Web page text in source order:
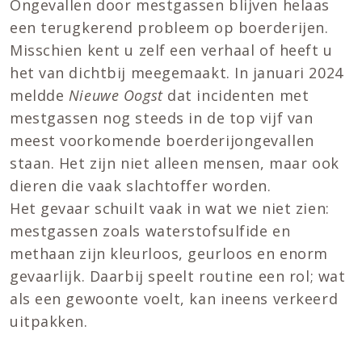
Ongevallen door mestgassen blijven helaas
een terugkerend probleem op boerderijen.
Misschien kent u zelf een verhaal of heeft u
het van dichtbij meegemaakt. In januari 2024
meldde Nieuwe Oogstdat incidenten met
mestgassen nog steeds in de top vijf van
meest voorkomende boerderijongevallen
staan. Het zijn niet alleen mensen, maar ook
dieren die vaak slachtoffer worden.
Het gevaar schuilt vaak in wat we niet zien:
mestgassen zoals waterstofsulfide en
methaan zijn kleurloos, geurloos en enorm
gevaarlijk. Daarbij speelt routine een rol; wat
als een gewoonte voelt, kan ineens verkeerd
uitpakken.